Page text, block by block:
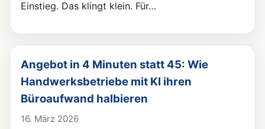
Einstieg. Das klingt klein. Für…
Angebot in 4 Minuten statt 45: Wie
Handwerksbetriebe mit KI ihren
Büroaufwand halbieren
16. März 2026